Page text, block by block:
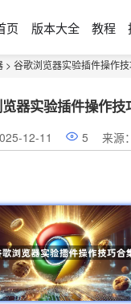
页 版本大全 教程
> 谷歌浏览器实验插件操作
器实验插件操作技
12-11 5 来源：